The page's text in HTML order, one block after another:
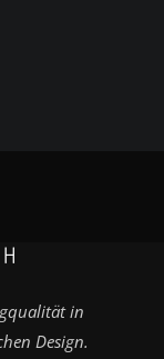
in
Design.